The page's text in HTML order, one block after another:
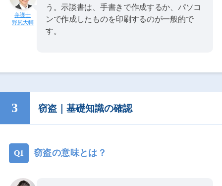
野尻大輔
う。示談書は、手書きで作成するか、パソコ
ンで作成したものを印刷するのが一般的で
す。
窃盗｜基礎知識の確認
窃盗の意味とは？